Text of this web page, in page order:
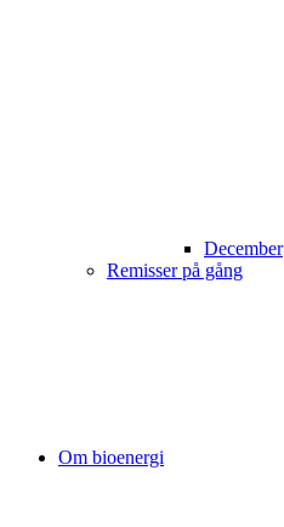
December
Remisser på gång
Om bioenergi